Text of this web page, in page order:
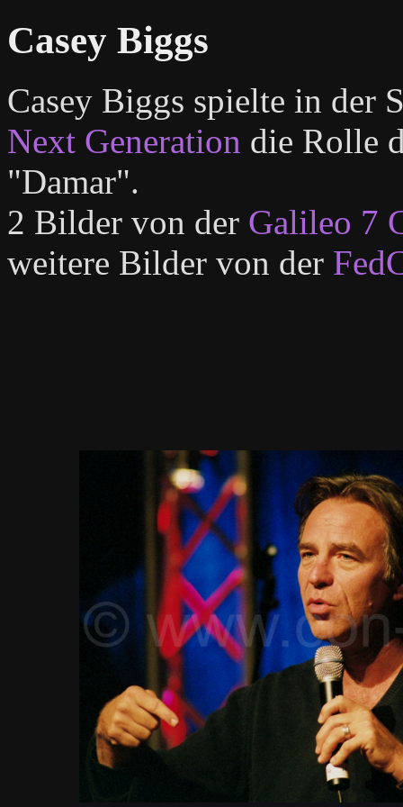
Casey Biggs
Casey Biggs spielte in der
Next Generation die Rolle
"Damar".
2 Bilder von der Galileo 7
weitere Bilder von der